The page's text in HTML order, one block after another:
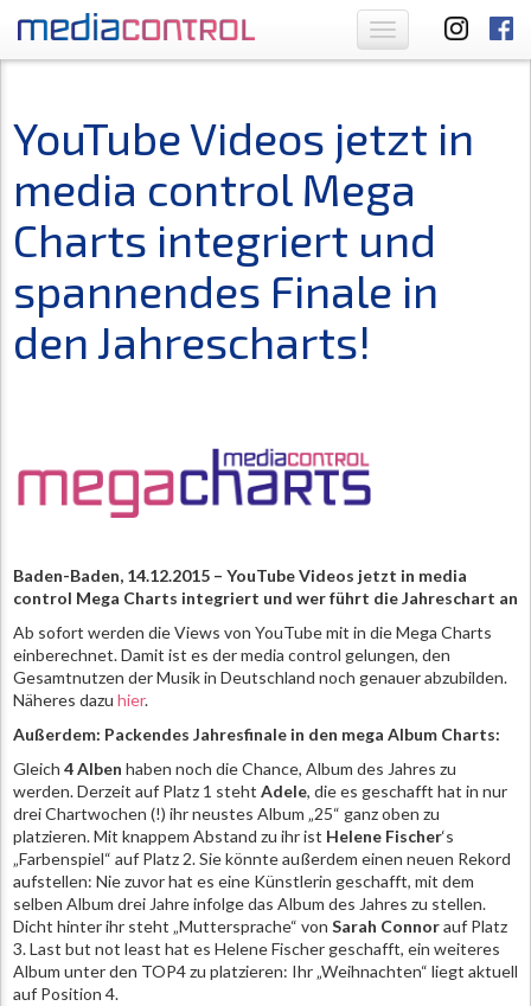
Toggle
navigation
YouTube Videos jetzt in
media control Mega
Charts integriert und
spannendes Finale in
den Jahrescharts!
Baden-Baden, 14.12.2015 – YouTube Videos jetzt in media
control Mega Charts integriert und wer führt die Jahreschart an
Ab sofort werden die Views von YouTube mit in die Mega Charts
einberechnet. Damit ist es der media control gelungen, den
Gesamtnutzen der Musik in Deutschland noch genauer abzubilden.
Näheres dazu hier.
Außerdem: Packendes Jahresfinale in den mega Album Charts:
Gleich 4 Alben haben noch die Chance, Album des Jahres zu
werden. Derzeit auf Platz 1 steht Adele, die es geschafft hat in nur
drei Chartwochen (!) ihr neustes Album „25“ ganz oben zu
platzieren. Mit knappem Abstand zu ihr ist Helene Fischer‘s
„Farbenspiel“ auf Platz 2. Sie könnte außerdem einen neuen Rekord
aufstellen: Nie zuvor hat es eine Künstlerin geschafft, mit dem
selben Album drei Jahre infolge das Album des Jahres zu stellen.
Dicht hinter ihr steht „Muttersprache“ von Sarah Connorauf Platz
3. Last but not least hat es Helene Fischer geschafft, ein weiteres
Album unter den TOP4 zu platzieren: Ihr „Weihnachten“ liegt aktuell
auf Position 4.